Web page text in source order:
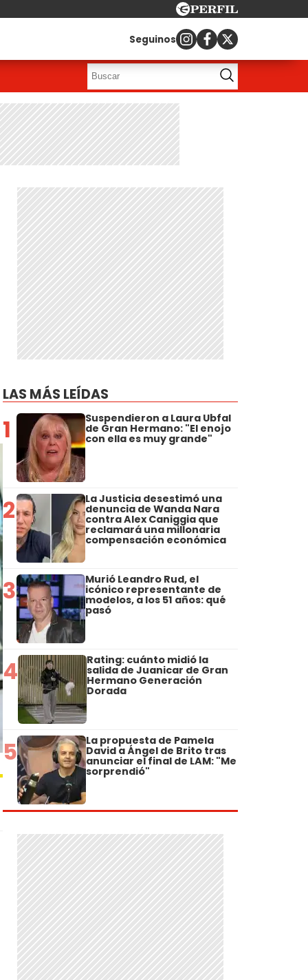
Seguinos
LAS MÁS LEÍDAS
1 Suspendieron a Laura Ubfal
de Gran Hermano: "El enojo
con ella es muy grande"
2 La Justicia desestimó una
denuncia de Wanda Nara
contra Alex Caniggia que
reclamará una millonaria
compensación económica
3 Murió Leandro Rud, el
icónico representante de
modelos, a los 51 años: qué
pasó
4 Rating: cuánto midió la
salida de Juanicar de Gran
Hermano Generación
Dorada
5 La propuesta de Pamela
David a Ángel de Brito tras
anunciar el final de LAM: "Me
sorprendió"